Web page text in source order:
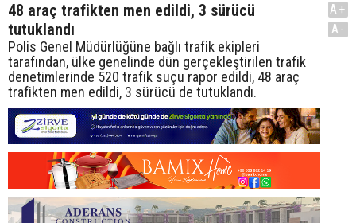
48 araç trafikten men edildi, 3 sürücü
tutuklandı
Polis Genel Müdürlüğüne bağlı trafik ekipleri
tarafından, ülke genelinde dün gerçekleştirilen trafik
denetimlerinde 520 trafik suçu rapor edildi, 48 araç
trafikten men edildi, 3 sürücü de tutuklandı.
A+
A-